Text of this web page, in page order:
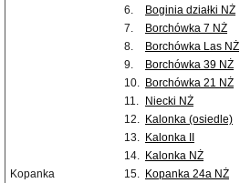
6.
Boginia działki NŻ
7.
Borchówka 7 NŻ
8.
Borchówka Las NŻ
9.
Borchówka 39 NŻ
10. Borchówka 21 NŻ
11.
Niecki NŻ
12. Kalonka (osiedle)
13. Kalonka II
14. Kalonka NŻ
Kopanka
15. Kopanka 24a NŻ